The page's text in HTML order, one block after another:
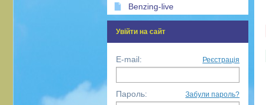
Benzing-live
Увійти на сайт
E-mail: Реєстрація
Пароль: Забули пароль?